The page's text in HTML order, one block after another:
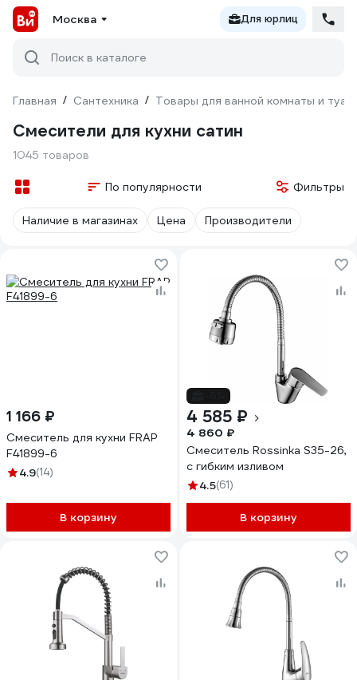
Москва Для юрлиц
Поиск в каталоге
Главная / Сантехника / Товары для ванной комнаты и
Смесители для кухни сатин
1045 товаров
По популярности Фильтры
Наличие в магазинах Цена Производители
1 166 ₽
Смеситель для кухни FRAP
F41899-6
4.9(14)
В корзину
4 585 ₽
4 860 ₽
Смеситель Rossinka S35-26,
с гибким изливом
4.5(61)
В корзину